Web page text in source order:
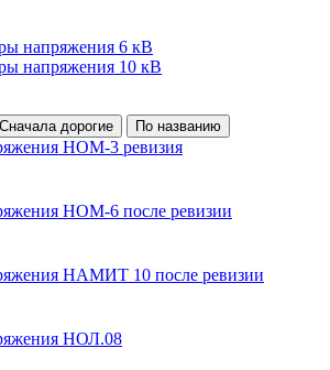
напряжения 6 кВ
напряжения 10 кВ
НОМ-3 ревизия
НОМ-6 после ревизии
НАМИТ 10 после ревизии
НОЛ.08